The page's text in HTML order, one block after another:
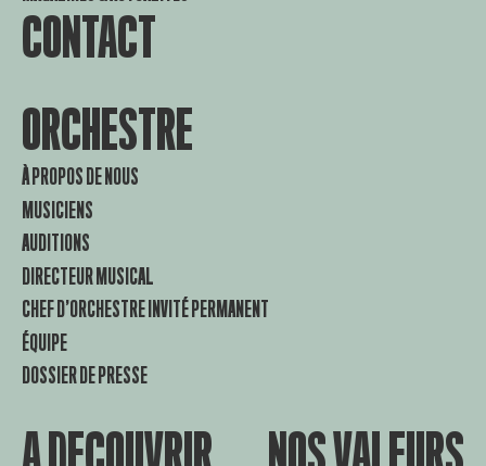
CONTACT
ORCHESTRE
À PROPOS DE NOUS
MUSICIENS
AUDITIONS
DIRECTEUR MUSICAL
CHEF D’ORCHESTRE INVITÉ PERMANENT
ÉQUIPE
DOSSIER DE PRESSE